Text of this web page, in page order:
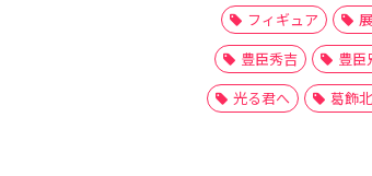
フィギュア
豊臣秀吉
豊臣
光る君へ
葛飾